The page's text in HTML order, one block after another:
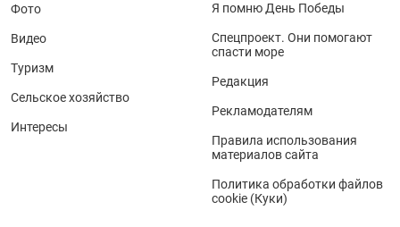
Фото
Видео
Туризм
Сельское хозяйство
Интересы
Я помню День Победы
Спецпроект. Они помогают
спасти море
Редакция
Рекламодателям
Правила использования
материалов сайта
Политика обработки файлов
cookie (Куки)